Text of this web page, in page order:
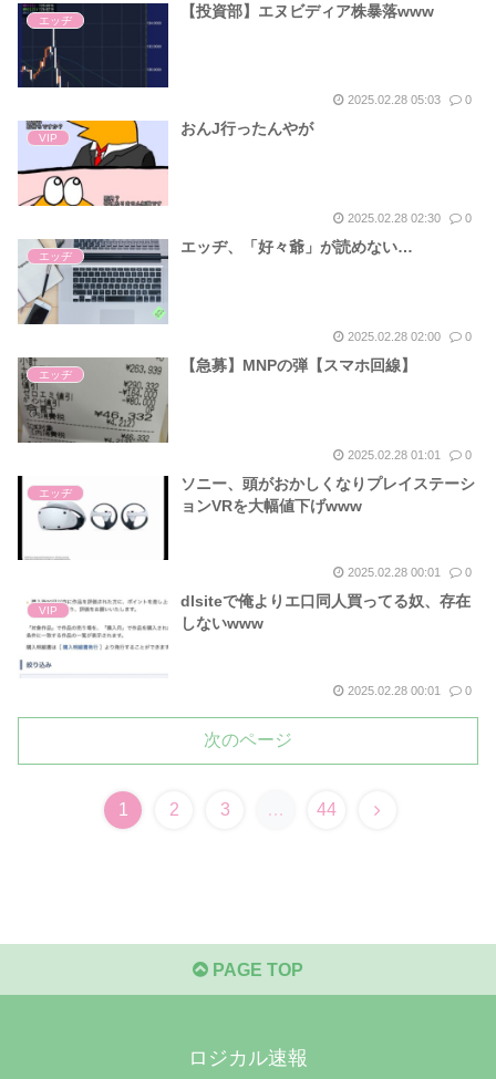
エッヂ
【投資部】エヌビディア株暴落www
2025.02.28 05:03 0
VIP
おんJ行ったんやが
2025.02.28 02:30 0
エッヂ
エッヂ、「好々爺」が読めない…
2025.02.28 02:00 0
エッヂ
【急募】MNPの弾【スマホ回線】
2025.02.28 01:01 0
エッヂ
ソニー、頭がおかしくなりプレイステーシ
ョンVRを大幅値下げwww
2025.02.28 00:01 0
VIP
dlsiteで俺よりエ口同人買ってる奴、存在
しないwww
2025.02.28 00:01 0
次のページ
1 2 3 … 44
次
PAGE TOP
ロジカル速報